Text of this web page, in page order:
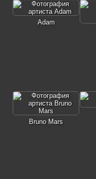
Adam
Bruno Mars